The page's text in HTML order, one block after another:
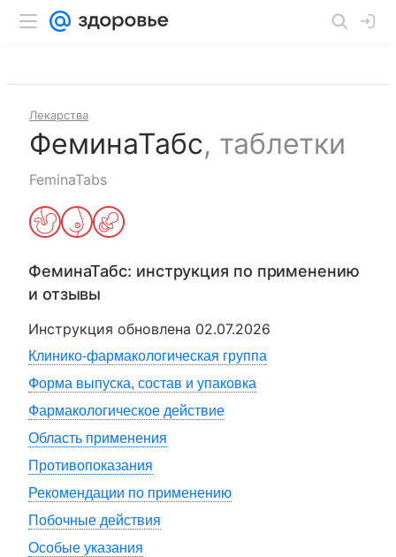
Лекарства
ФеминаТабс, таблетки
FeminaTabs
ФеминаТабс: инструкция по применению
и отзывы
Инструкция обновлена 02.07.2026
Клинико-фармакологическая группа
Форма выпуска, состав и упаковка
Фармакологическое действие
Область применения
Противопоказания
Рекомендации по применению
Побочные действия
Особые указания